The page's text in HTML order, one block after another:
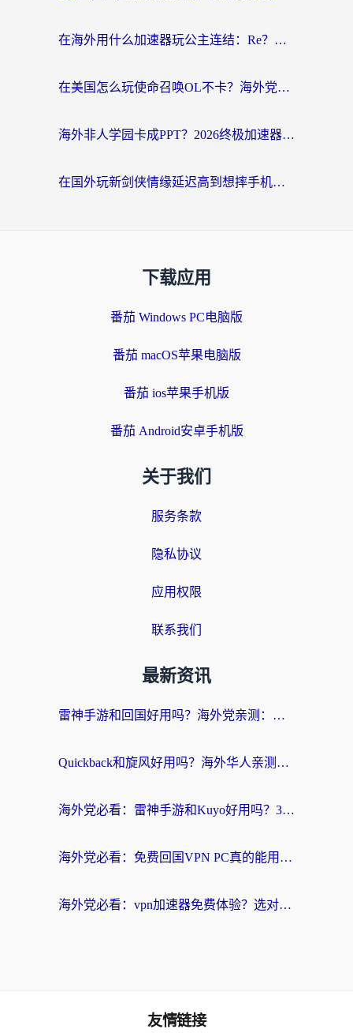
在海外用什么加速器玩公主连结：Re？老玩家亲测的稳定方案来了
在美国怎么玩使命召唤OL不卡？海外党亲测有效的国服游戏加速器指南
海外非人学园卡成PPT？2026终极加速器指南：从暗区突围到王国纪元，一篇搞定
在国外玩新剑侠情缘延迟高到想摔手机？海外玩家亲测有效的加速器选择指南
下载应用
番茄 Windows PC电脑版
番茄 macOS苹果电脑版
番茄 ios苹果手机版
番茄 Android安卓手机版
关于我们
服务条款
隐私协议
应用权限
联系我们
最新资讯
雷神手游和回国好用吗？海外党亲测：选对加速器才能无缝刷剧打游戏
Quickback和旋风好用吗？海外华人亲测：选对回国加速器才能无缝看央视5
海外党必看：雷神手游和Kuyo好用吗？3款回国加速器实测+避坑指南
海外党必看：免费回国VPN PC真的能用？附国内高速VPN选择全攻略
海外党必看：vpn加速器免费体验？选对回国加速器才能无缝刷国内剧玩国服
友情链接